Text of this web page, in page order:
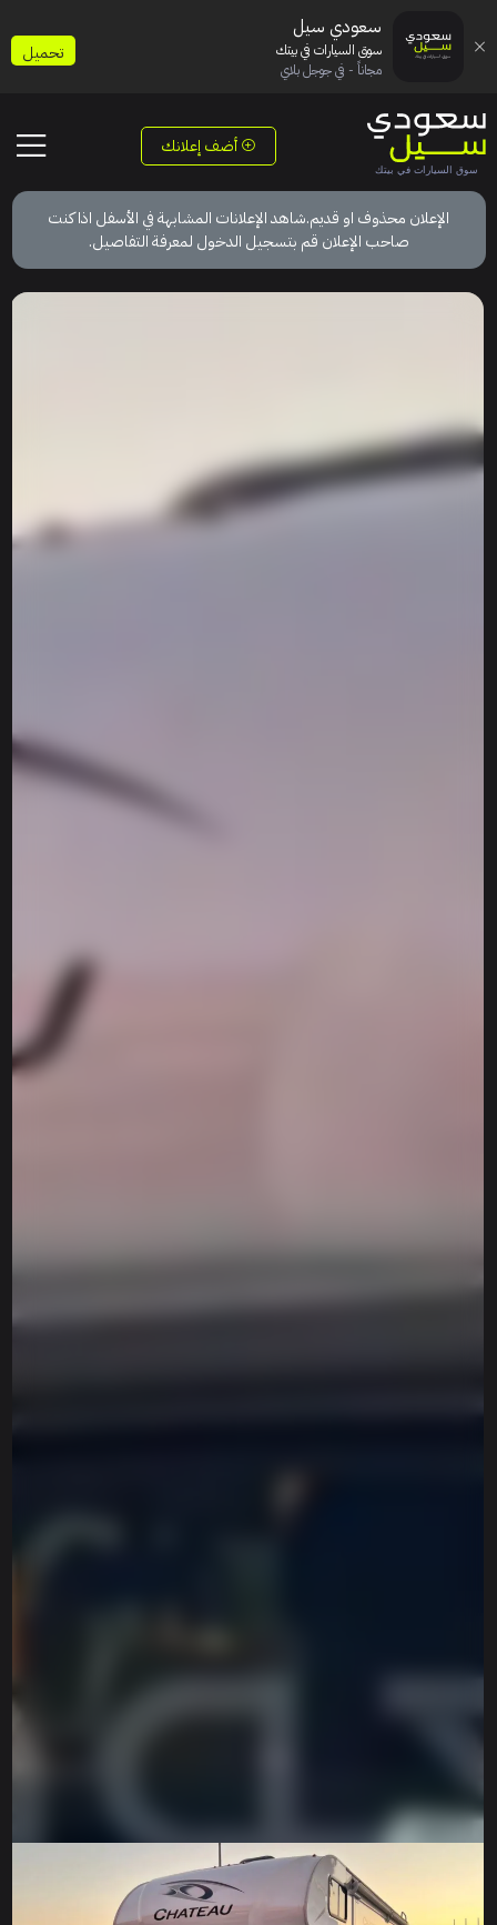
أضف إعلانك
الإعلان محذوف او قديم.شاهد الإعلانات المشابهة في الأسفل اذا كنت
صاحب الإعلان قم بتسجيل الدخول لمعرفة التفاصيل.
سعودي سيل
سوق السيارات في بيتك
مجاناً - في جوجل بلاي
تحميل